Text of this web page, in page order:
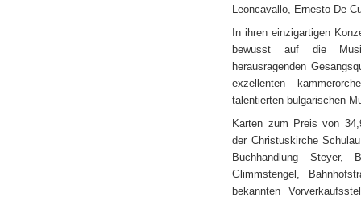
Leoncavallo, Ernesto De
In ihren einzigartigen
bewusst auf die
herausragenden
exzellenten
talentierten bulgarischen
Karten zum Preis von
der Christuskirche
Buchhandlung Steyer,
Glimmstengel,
bekannten